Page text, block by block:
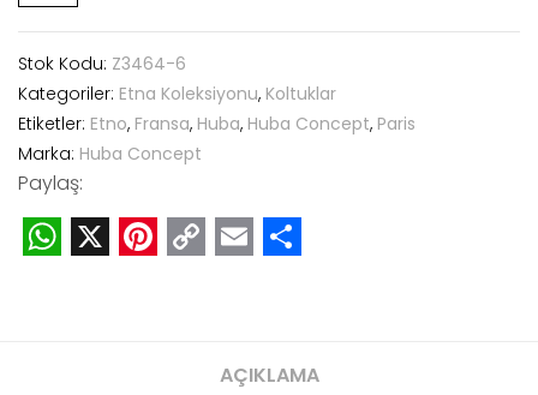
Stok Kodu: Z3464-6
Kategoriler: Etna Koleksiyonu, Koltuklar
Etiketler: Etno, Fransa, Huba, Huba Concept, Paris
Marka: Huba Concept
Paylaş:
WhatsApp
X Pinterest
Copy
EmailShare
AÇIKLAMA